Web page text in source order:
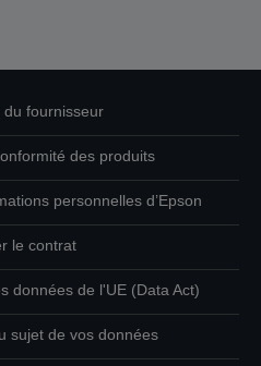
du fournisseur
des produits
personnelles d’Epson
le contrat
données de l'UE (Data Act)
sujet de vos données